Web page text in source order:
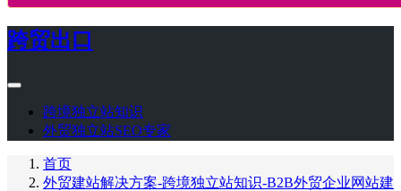
跨贸出口
跨境独立站知识
外贸独立站SEO专家
首页
外贸建站解决方案-跨境独立站知识-B2B外贸企业网站建